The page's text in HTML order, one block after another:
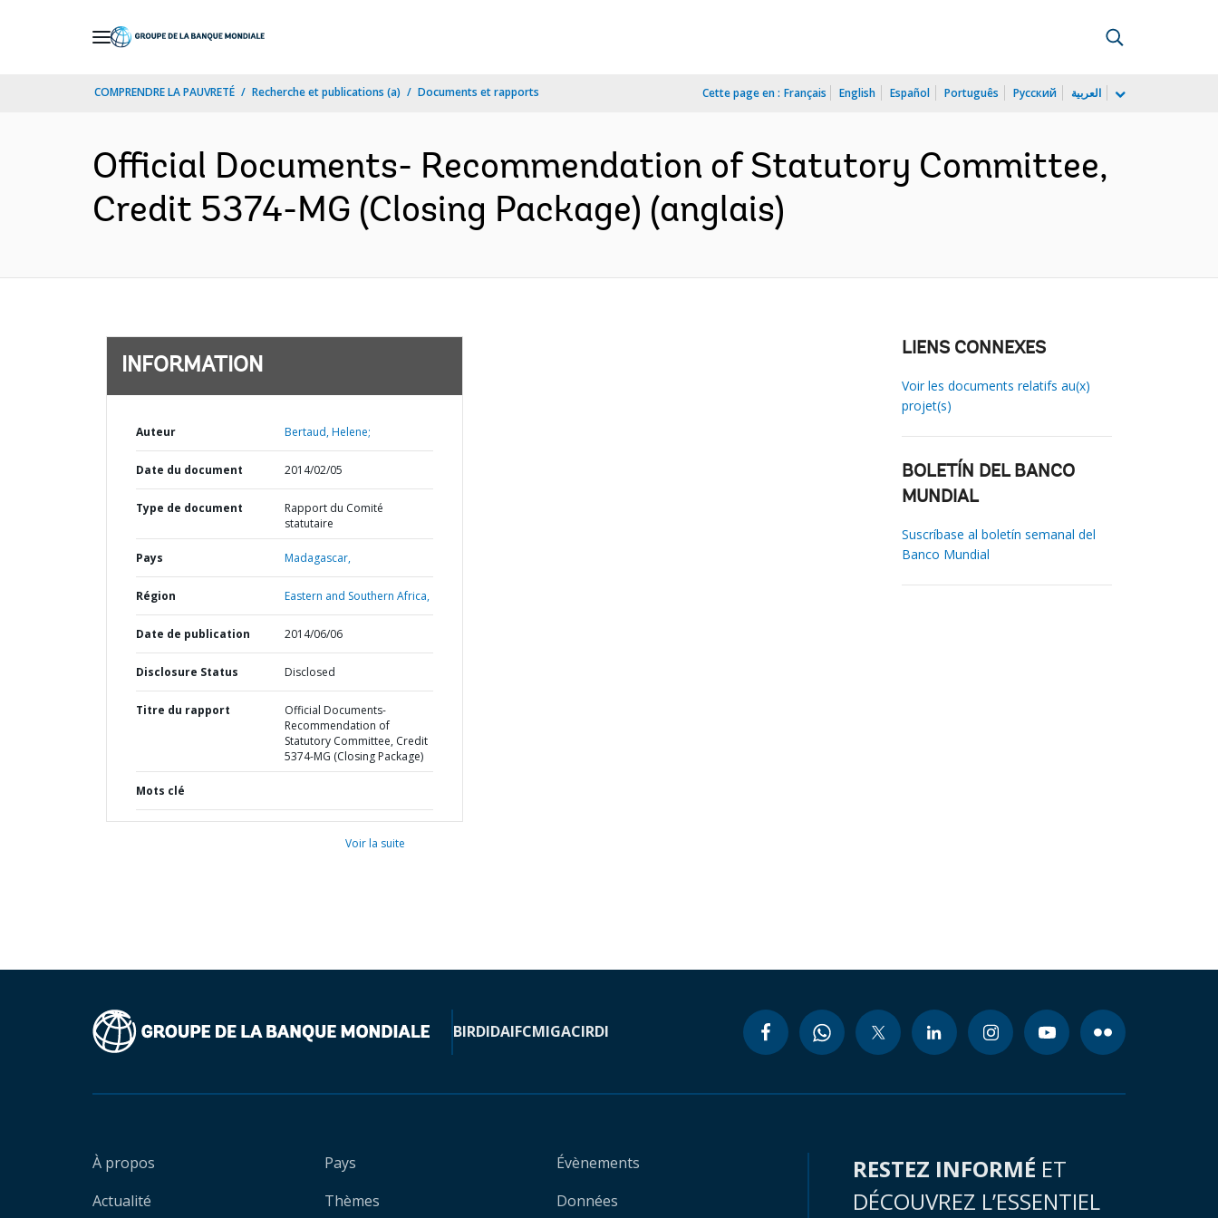
COMPRENDRE LA PAUVRETÉ Recherche et publications (a) Documents et rapports Cette page en : Français English Español Português Русский العربية
Official Documents- Recommendation of Statutory Committee,
Credit 5374-MG (Closing Package) (anglais)
INFORMATION
Auteur Bertaud, Helene;
Date du document 2014/02/05
Type de document
Rapport du Comité
statutaire
Pays Madagascar,
Région Eastern and Southern Africa,
Date de publication 2014/06/06
Disclosure Status Disclosed
Titre du rapport
Official Documents-
Recommendation of
Statutory Committee, Credit
5374-MG (Closing Package)
Mots clé
Voir la suite
LIENS CONNEXES
Voir les documents relatifs au(x)
projet(s)
BOLETÍN DEL BANCO
MUNDIAL
Suscríbase al boletín semanal del
Banco Mundial
BIRDIDAIFCMIGACIRDI
À propos
Actualité
Pays
Thèmes
Évènements
Données
RESTEZ INFORMÉ ET
DÉCOUVREZ L’ESSENTIEL